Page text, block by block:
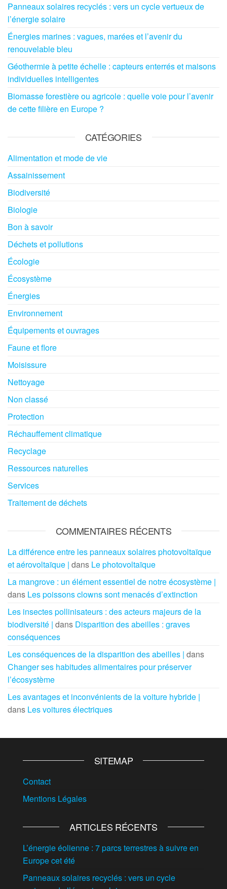
Panneaux solaires recyclés : vers un cycle vertueux de
l’énergie solaire
Énergies marines : vagues, marées et l’avenir du
renouvelable bleu
Géothermie à petite échelle : capteurs enterrés et maisons
individuelles intelligentes
Biomasse forestière ou agricole : quelle voie pour l’avenir
de cette filière en Europe ?
CATÉGORIES
Alimentation et mode de vie
Assainissement
Biodiversité
Biologie
Bon à savoir
Déchets et pollutions
Écologie
Écosystème
Énergies
Environnement
Équipements et ouvrages
Faune et flore
Moisissure
Nettoyage
Non classé
Protection
Réchauffement climatique
Recyclage
Ressources naturelles
Services
Traitement de déchets
COMMENTAIRES RÉCENTS
La différence entre les panneaux solaires photovoltaïque
et aérovoltaïque | dans Le photovoltaïque
La mangrove : un élément essentiel de notre écosystème |
dans Les poissons clowns sont menacés d’extinction
Les insectes pollinisateurs : des acteurs majeurs de la
biodiversité | dans Disparition des abeilles : graves
conséquences
Les conséquences de la disparition des abeilles | dans
Changer ses habitudes alimentaires pour préserver
l’écosystème
Les avantages et inconvénients de la voiture hybride |
dans Les voitures électriques
SITEMAP
Contact
Mentions Légales
ARTICLES RÉCENTS
L’énergie éolienne : 7 parcs terrestres à suivre en
Europe cet été
Panneaux solaires recyclés : vers un cycle